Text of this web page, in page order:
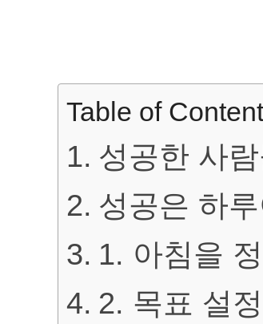
Table of
성공한 사
성공은 하
1. 아침을
2. 목표 설